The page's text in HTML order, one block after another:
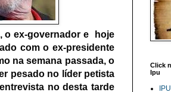
o ex-governador e hoje
com o ex-presidente
na semana passada, o
pesado no líder petista
no desta tarde
Click
Ipu